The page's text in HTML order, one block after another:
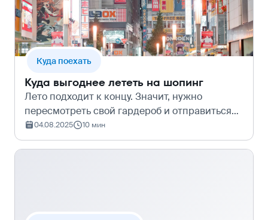
Куда поехать
Куда выгоднее лететь на шопинг
Лето подходит к концу. Значит, нужно
пересмотреть свой гардероб и отправиться
за обновками. Конечно, никто не запретит
вам зайти в торговый центр по соседству,
04.08.2025 10 мин